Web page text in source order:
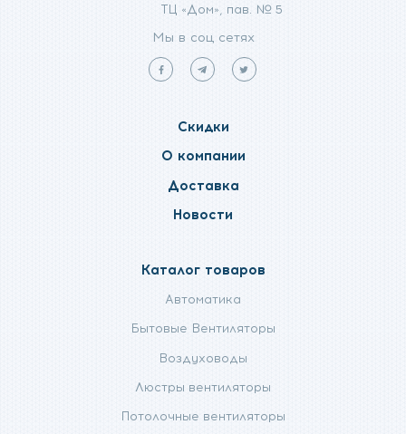
ТЦ «Дом», пав. № 5
Мы в соц сетях
Мы
facebook
Мы
telegram
Мы
Скидки
О компании
Доставка
Новости
Каталог товаров
Автоматика
Бытовые Вентиляторы
Воздуховоды
Люстры вентиляторы
Потолочные вентиляторы